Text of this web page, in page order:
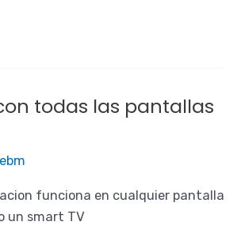
todas las pantallas
funciona en cualquier pantalla
un smart TV